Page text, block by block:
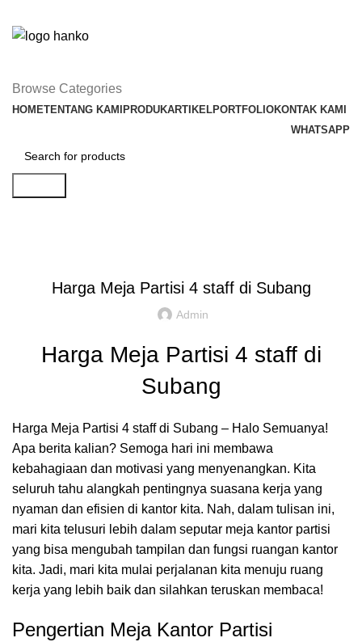
Browse Categories
HOMETENTANG KAMIPRODUKARTIKELPORTFOLIOKONTAK KAMI
WHATSAPP
Harga Meja Partisi 4 staff di Subang
Admin
Harga Meja Partisi 4 staff di
Subang
Harga Meja Partisi 4 staff di Subang – Halo Semuanya!
Apa berita kalian? Semoga hari ini membawa
kebahagiaan dan motivasi yang menyenangkan. Kita
seluruh tahu alangkah pentingnya suasana kerja yang
nyaman dan efisien di kantor kita. Nah, dalam tulisan ini,
mari kita telusuri lebih dalam seputar meja kantor partisi
yang bisa mengubah tampilan dan fungsi ruangan kantor
kita. Jadi, mari kita mulai perjalanan kita menuju ruang
kerja yang lebih baik dan silahkan teruskan membaca!
Pengertian Meja Kantor Partisi